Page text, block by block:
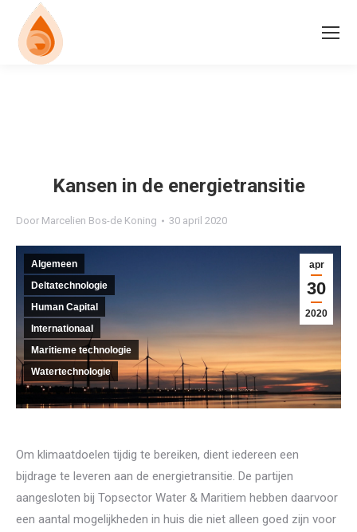
Kansen in de energietransitie
Door Marcelien Bos-de Koning 30 april 2020
apr
30
2020
Algemeen
Deltatechnologie
Human Capital
Internationaal
Maritieme technologie
Watertechnologie
Om klimaatdoelen tijdig te bereiken, dient iedereen een
bijdrage te leveren aan de energietransitie. De partijen
aangesloten bij Topsector Water & Maritiem hebben daarvoor
een aantal mogelijkheden in huis die niet alleen goed zijn voor